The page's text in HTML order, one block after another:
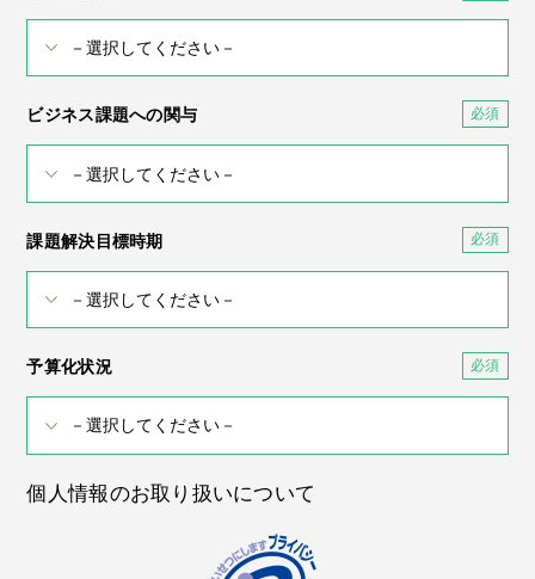
ビジネス課題への関与
課題解決目標時期
予算化状況
個人情報のお取り扱いについて